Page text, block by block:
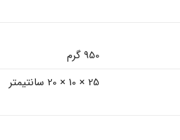
950 گرم
25 × 10 × 20 سانتیمتر